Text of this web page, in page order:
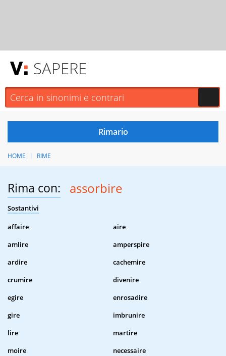
SAPERE
HOME RIME
Rima con: assorbire
Sostantivi
affaire
aire
amlire
amperspire
ardire
cachemire
crumire
divenire
egire
enrosadire
gire
imbrunire
lire
martire
moire
necessaire